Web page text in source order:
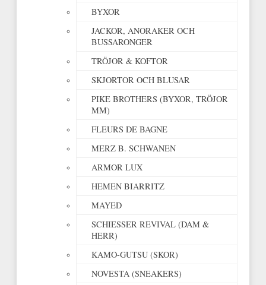
BYXOR
JACKOR, ANORAKER OCH
BUSSARONGER
TRÖJOR & KOFTOR
SKJORTOR OCH BLUSAR
PIKE BROTHERS (BYXOR, TRÖJOR
MM)
FLEURS DE BAGNE
MERZ B. SCHWANEN
ARMOR LUX
HEMEN BIARRITZ
MAYED
SCHIESSER REVIVAL (DAM &
HERR)
KAMO-GUTSU (SKOR)
NOVESTA (SNEAKERS)